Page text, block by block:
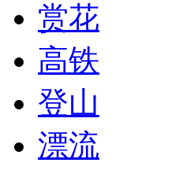
赏花
高铁
登山
漂流